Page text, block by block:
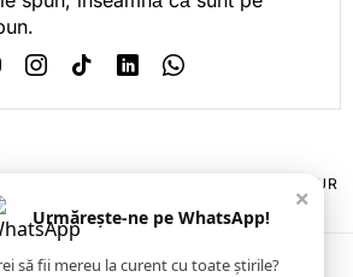
POLITICA DE ANULARE & RETUR
& TIPĂRITĂ
CONTACT
ANUNȚUL CĂLĂRĂȘEAN
×
Urmărește-ne pe WhatsApp!
să fii mereu la curent cu toate știrile?